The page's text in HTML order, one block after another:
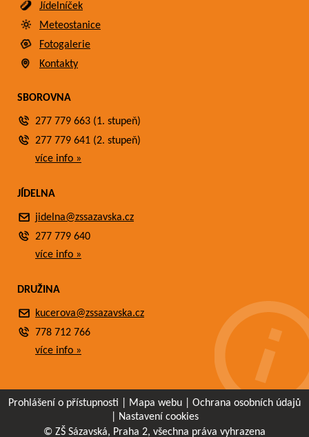
Jídelníček
Meteostanice
Fotogalerie
Kontakty
SBOROVNA
277 779 663 (1. stupeň)
277 779 641 (2. stupeň)
více info »
JÍDELNA
jidelna@zssazavska.cz
277 779 640
více info »
DRUŽINA
kucerova@zssazavska.cz
778 712 766
více info »
Prohlášení o přístupnosti Mapa webu
Ochrana osobních údajů
Nastavení cookies
© ZŠ Sázavská, Praha 2, všechna práva vyhrazena